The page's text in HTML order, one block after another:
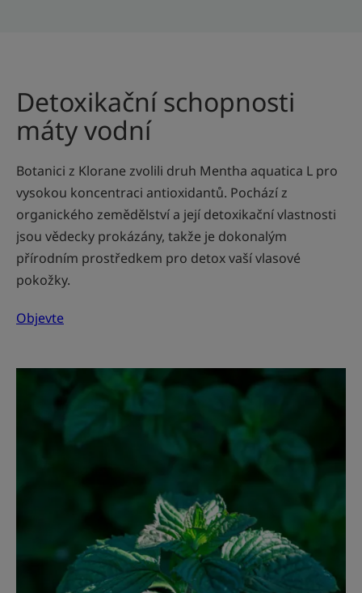
Detoxikační schopnosti
máty vodní
Botanici z Klorane zvolili druh Mentha aquatica L pro
vysokou koncentraci antioxidantů. Pochází z
organického zemědělství a její detoxikační vlastnosti
jsou vědecky prokázány, takže je dokonalým
přírodním prostředkem pro detox vaší vlasové
pokožky.
Objevte